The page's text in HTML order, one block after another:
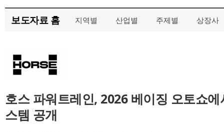
보도자료 홈 지역별 산업별 주제별 상장사
호스 파워트레인, 2026 베이징 오토쇼
스템 공개